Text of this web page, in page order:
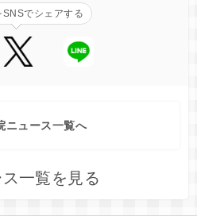
SNSでシェアする
ニュース一覧へ
一覧を見る